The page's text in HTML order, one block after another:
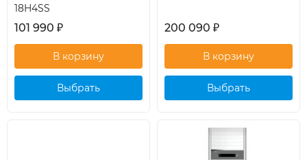
18H4SS
101 990 ₽
Выбрать
200 090 ₽
Выбрать